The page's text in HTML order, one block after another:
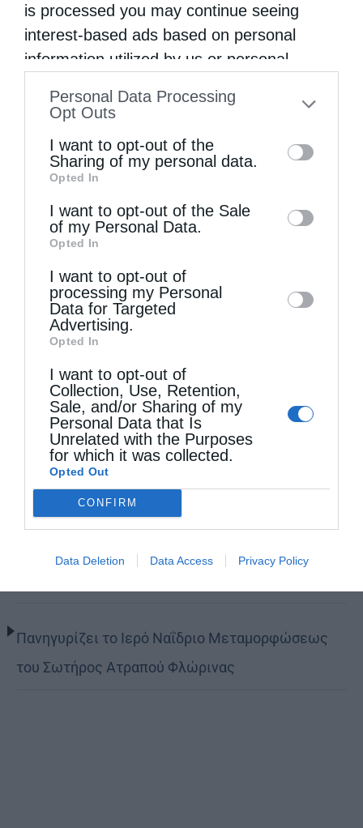
is processed you may continue seeing
interest-based ads based on personal
information utilized by us or personal
to your opt-out. You may separately opt-out
information by third parties on the IAB’s list
of downstream participants. This
information may also be disclosed by us to
third parties on theIAB’s List of
Downstream Participants
disclose it to other third parties.
Personal Data Processing
Opt Outs
I want to opt-out of the
Sharing of my personal data.
Opted In
I want to opt-out of the Sale
of my Personal Data.
Opted In
I want to opt-out of
processing my Personal
Data for Targeted
Advertising.
Opted In
I want to opt-out of
Collection, Use, Retention,
Sale, and/or Sharing of my
Personal Data that Is
Unrelated with the Purposes
for which it was collected.
Opted Out
CONFIRM
Data Deletion Data Access Privacy Policy
Τελευταία άρθρα
Ιερά Παράκληση προς την Υπεραγία Θεοτόκο στα
Φαβριανά Μονοφατσίου
Θεία Λειτουργία στην Παναγιά Πεδιάδος
Θεία Λειτουργία στο Μασταμπά Ηρακλείου
Πανηγυρίζει το Ιερό Ναΐδριο Μεταμορφώσεως
του Σωτήρος Ατραπού Φλώρινας